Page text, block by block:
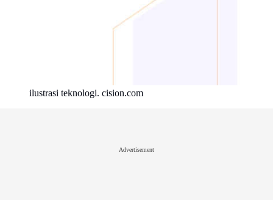
ilustrasi teknologi. cision.com
Advertisement